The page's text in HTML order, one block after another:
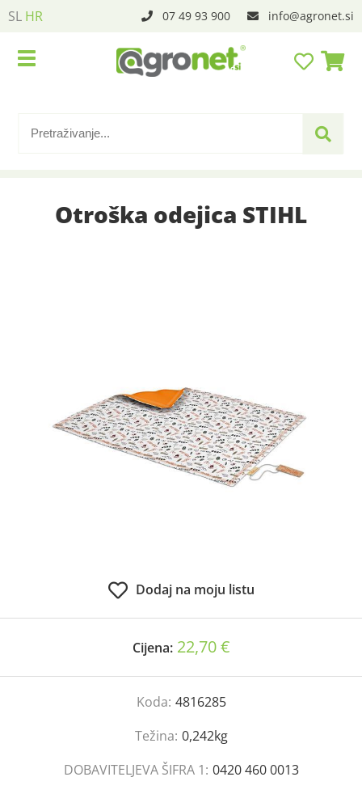
SL HR 07 49 93 900 info agronet.si
Otroška odejica STIHL
Dodaj na moju listu
Cijena: 22,70 €
Koda: 4816285
Težina: 0,242kg
DOBAVITELJEVA ŠIFRA 1: 0420 460 0013